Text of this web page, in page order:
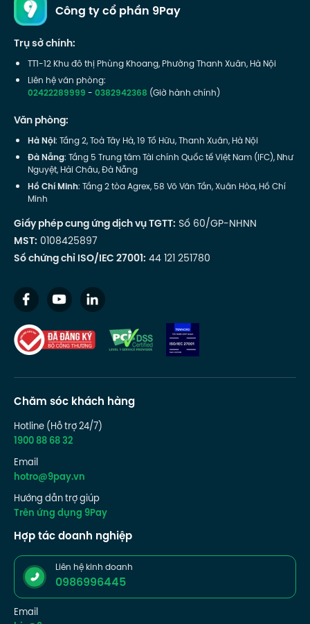
Công ty cổ phần 9Pay
Trụ sở chính:
TT1-12 Khu đô thị Phùng Khoang, Phường Thanh Xuân, Hà Nội
Liên hệ văn phòng:
02422289999-0382942368 (Giờ hành chính)
Văn phòng:
Hà Nội: Tầng 2, Toà Tây Hà, 19 Tố Hữu, Thanh Xuân, Hà Nội
Đà Nẵng: Tầng 5 Trung tâm Tài chính Quốc tế Việt Nam (IFC), Như
Nguyệt, Hải Châu, Đà Nẵng
Hồ Chí Minh: Tầng 2 tòa Agrex, 58 Võ Văn Tần, Xuân Hòa, Hồ Chí
Minh
Giấy phép cung ứng dịch vụ TGTT: Số 60/GP-NHNN
MST: 0108425897
Số chứng chỉ ISO/IEC 27001: 44 121 251780
Chăm sóc khách hàng
Hotline (Hỗ trợ 24/7)
1900 88 68 32
Email
hotro@9pay.vn
Hướng dẫn trợ giúp
Trên ứng dụng 9Pay
Hợp tác doanh nghiệp
Liên hệ kinh doanh
0986996445
Email